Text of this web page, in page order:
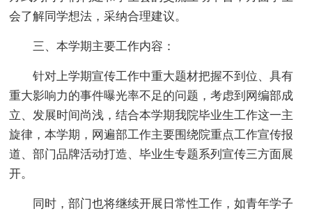
会了解同学想法，采纳合理建议。
三、本学期主要工作内容：
针对上学期宣传工作中重大题材把握不到位、具有
重大影响力的事件曝光率不足的问题，考虑到网编部成
立、发展时间尚浅，结合本学期我院毕业生工作这一主
旋律，本学期，网遍部工作主要围绕院重点工作宣传报
道、部门品牌活动打造、毕业生专题系列宣传三方面展
开。
同时，部门也将继续开展日常性工作，如青年学子